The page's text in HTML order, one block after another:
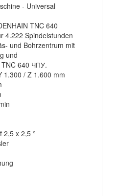
- Universal
TNC 640
4.222 Spindelstunden
und Bohrzentrum mit
und
TNC 640 ЧПУ.
1.300 / Z 1.600 mm
2,5 x 2,5 °